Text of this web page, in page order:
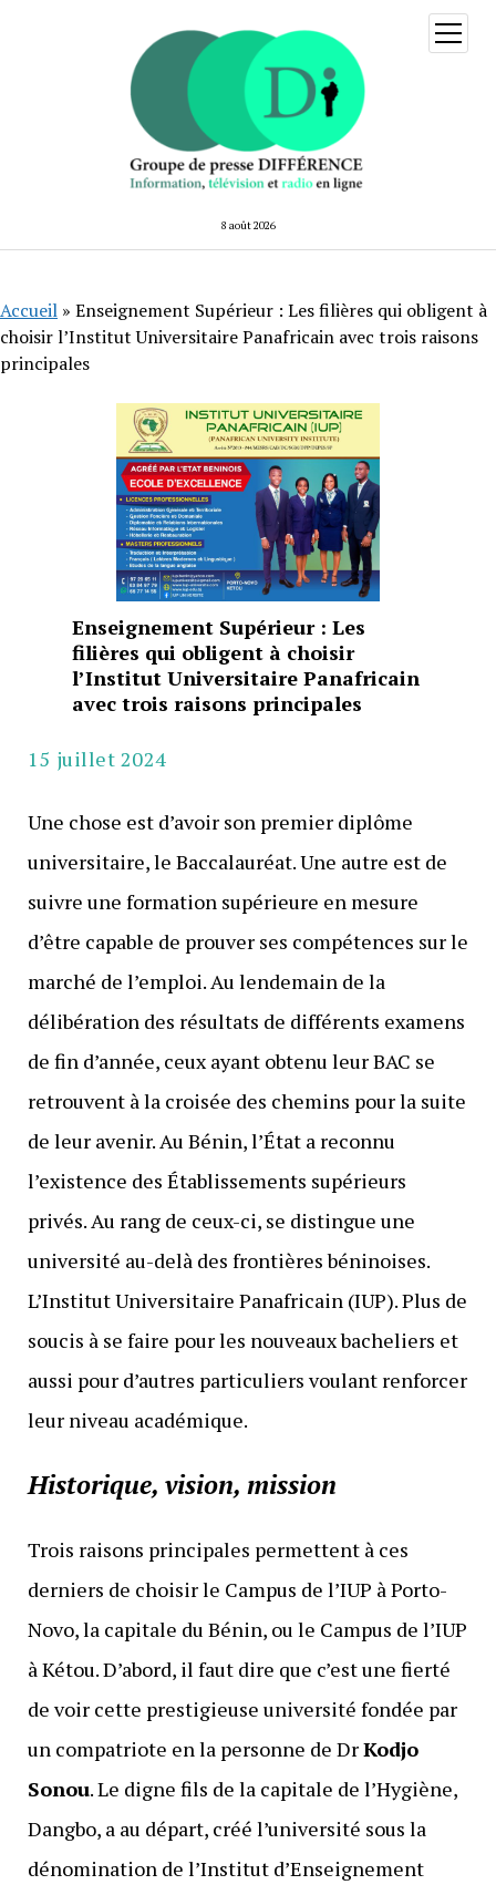
8 août 2026
ouvrir
menu
Accueil » Enseignement Supérieur : Les filières qui obligent à
choisir l’Institut Universitaire Panafricain avec trois raisons
principales
Enseignement Supérieur : Les
filières qui obligent à choisir
l’Institut Universitaire Panafricain
avec trois raisons principales
15 juillet 2024
Une chose est d’avoir son premier diplôme
universitaire, le Baccalauréat. Une autre est de
suivre une formation supérieure en mesure
d’être capable de prouver ses compétences sur le
marché de l’emploi. Au lendemain de la
délibération des résultats de différents examens
de fin d’année, ceux ayant obtenu leur BAC se
retrouvent à la croisée des chemins pour la suite
de leur avenir. Au Bénin, l’État a reconnu
l’existence des Établissements supérieurs
privés. Au rang de ceux-ci, se distingue une
université au-delà des frontières béninoises.
L’Institut Universitaire Panafricain (IUP). Plus de
soucis à se faire pour les nouveaux bacheliers et
aussi pour d’autres particuliers voulant renforcer
leur niveau académique.
Historique, vision, mission
Trois raisons principales permettent à ces
derniers de choisir le Campus de l’IUP à Porto-
Novo, la capitale du Bénin, ou le Campus de l’IUP
à Kétou. D’abord, il faut dire que c’est une fierté
de voir cette prestigieuse université fondée par
un compatriote en la personne de DrKodjo
Sonou. Le digne fils de la capitale de l’Hygiène,
Dangbo, a au départ, créé l’université sous la
dénomination de l’Institut d’Enseignement